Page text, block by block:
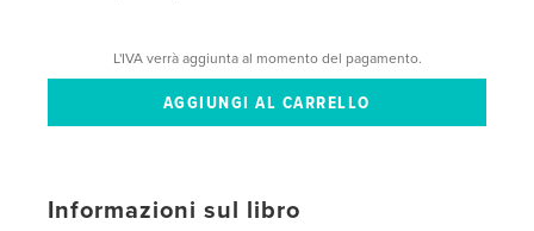
L'IVA verrà aggiunta al momento del pagamento.
Informazioni sul libro